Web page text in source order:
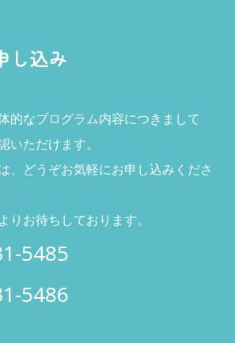
し込み
的なプログラム内容につきまして
いただけます。
、どうぞお気軽にお申し込みくださ
りお待ちしております。
5485
5486